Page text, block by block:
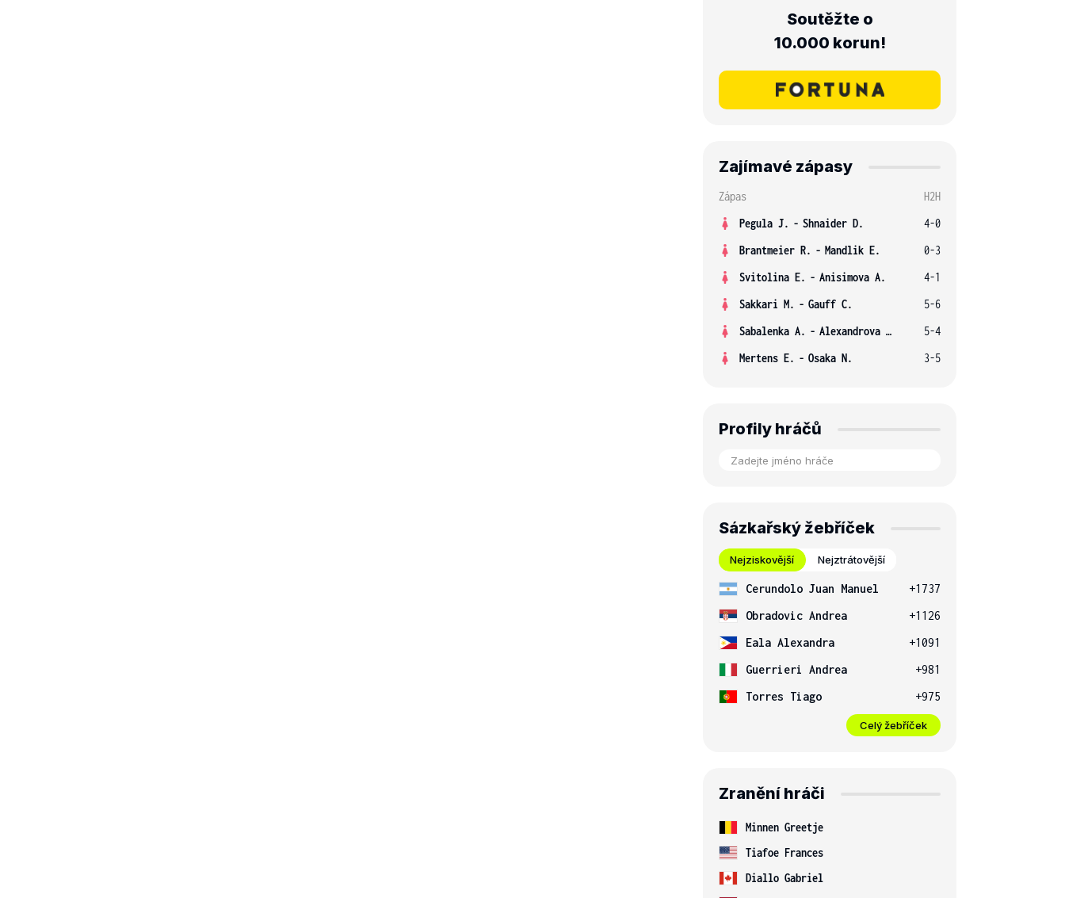
Soutěžte o
10.000 korun!
Zajímavé zápasy
Zápas
H2H
Pegula J. - Shnaider D.
4-0
Brantmeier R. - Mandlik E.
0-3
Svitolina E. - Anisimova A.
4-1
Sakkari M. - Gauff C.
5-6
Sabalenka A. - Alexandrova E.
5-4
Mertens E. - Osaka N. 3-5
Profily hráčů
Sázkařský žebříček
Nejziskovější Nejztrátovější
Cerundolo Juan Manuel
+1737
Obradovic Andrea
+1126
Eala Alexandra
+1091
Guerrieri Andrea
+981
Torres Tiago
+975
Celý žebříček
Zranění hráči
Minnen Greetje
Tiafoe Frances
Diallo Gabriel